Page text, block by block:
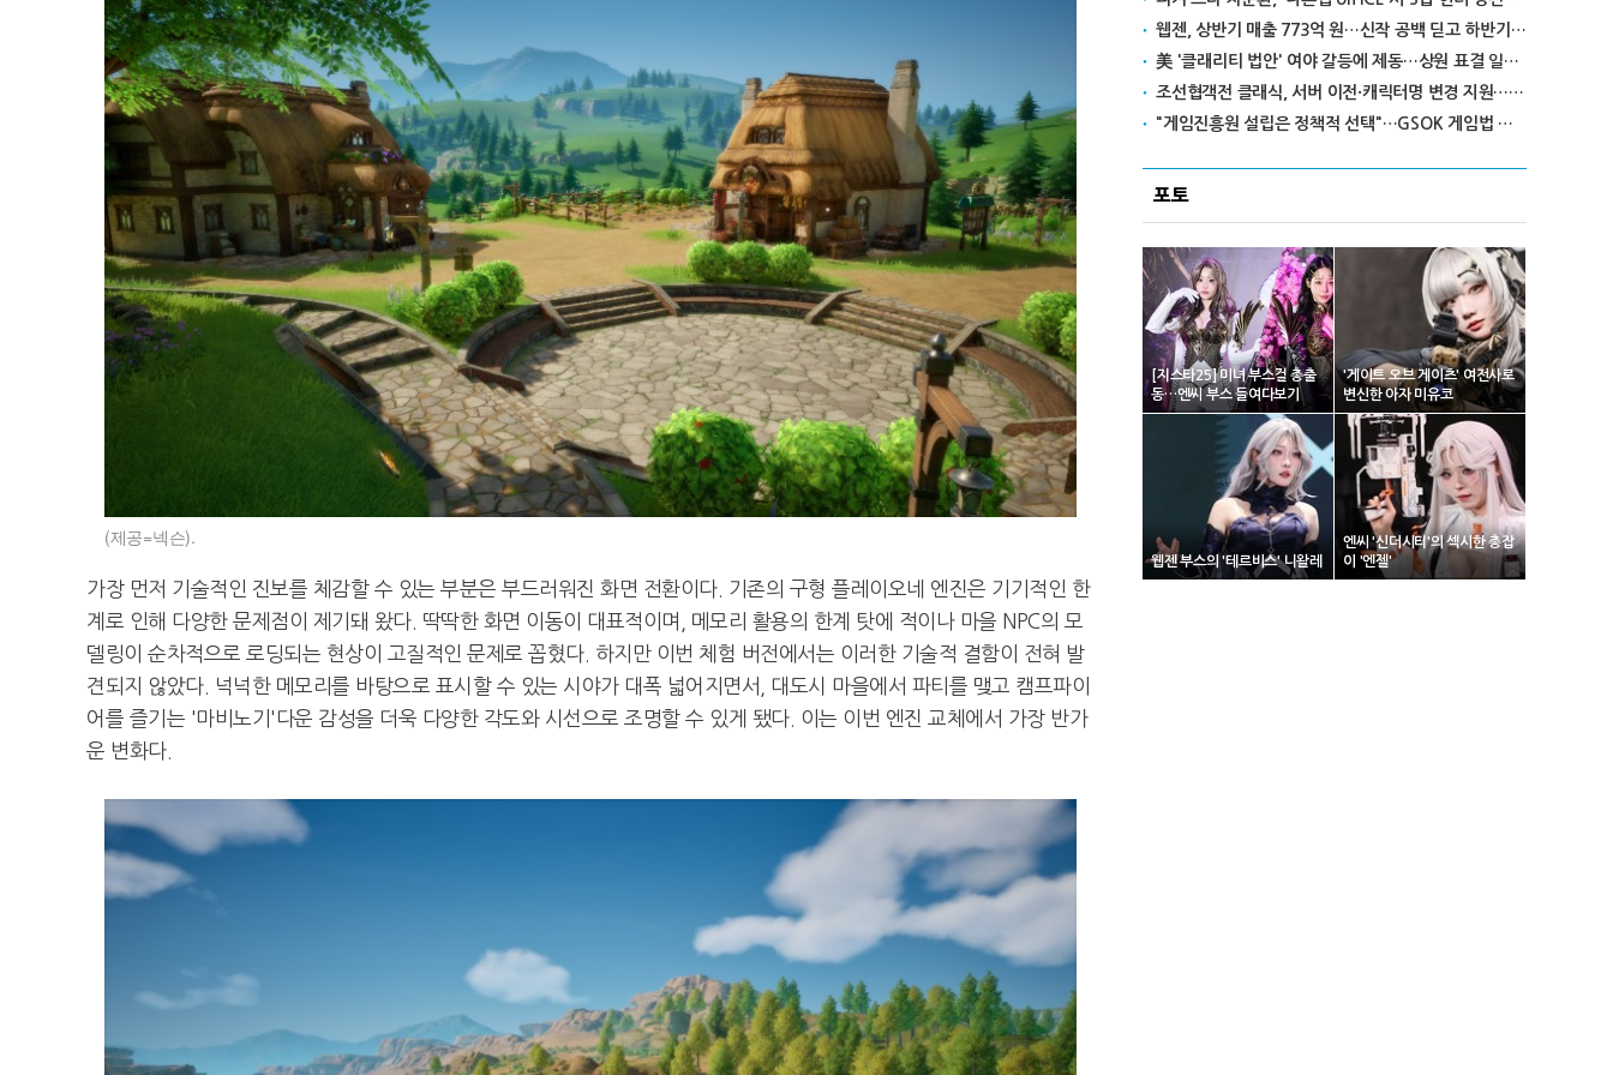
(제공=넥슨).
가장 먼저 기술적인 진보를 체감할 수 있는 부분은 부드러워진 화면 전환이다. 기존의 구형 플레이오네 엔진은 기기적인 한
계로 인해 다양한 문제점이 제기돼 왔다. 딱딱한 화면 이동이 대표적이며, 메모리 활용의 한계 탓에 적이나 마을 NPC의 모
델링이 순차적으로 로딩되는 현상이 고질적인 문제로 꼽혔다. 하지만 이번 체험 버전에서는 이러한 기술적 결함이 전혀 발
견되지 않았다. 넉넉한 메모리를 바탕으로 표시할 수 있는 시야가 대폭 넓어지면서, 대도시 마을에서 파티를 맺고 캠프파이
어를 즐기는 '마비노기'다운 감성을 더욱 다양한 각도와 시선으로 조명할 수 있게 됐다. 이는 이번 엔진 교체에서 가장 반가
운 변화다.
웹젠, 상반기 매출 773억 원…신작 공백 딛고 하반기 반전 노린다
美 '클래리티 법안' 여야 갈등에 제동…상원 표결 일정 불투명
조선협객전 클래식, 서버 이전·캐릭터명 변경 지원…'역질의 들판' 콘텐츠 확장
"게임진흥원 설립은 정책적 선택"…GSOK 게임법 전부개정안 포럼서 제기
포토
[지스타25] 미녀 부스걸 총출
동…엔씨 부스 들여다보기
'게이트 오브 게이츠' 여전사로
변신한 아자 미유코
웹젠 부스의 '테르비스' 니왈레
엔씨 '신더시티'의 섹시한 총잡
이 '엔젤'